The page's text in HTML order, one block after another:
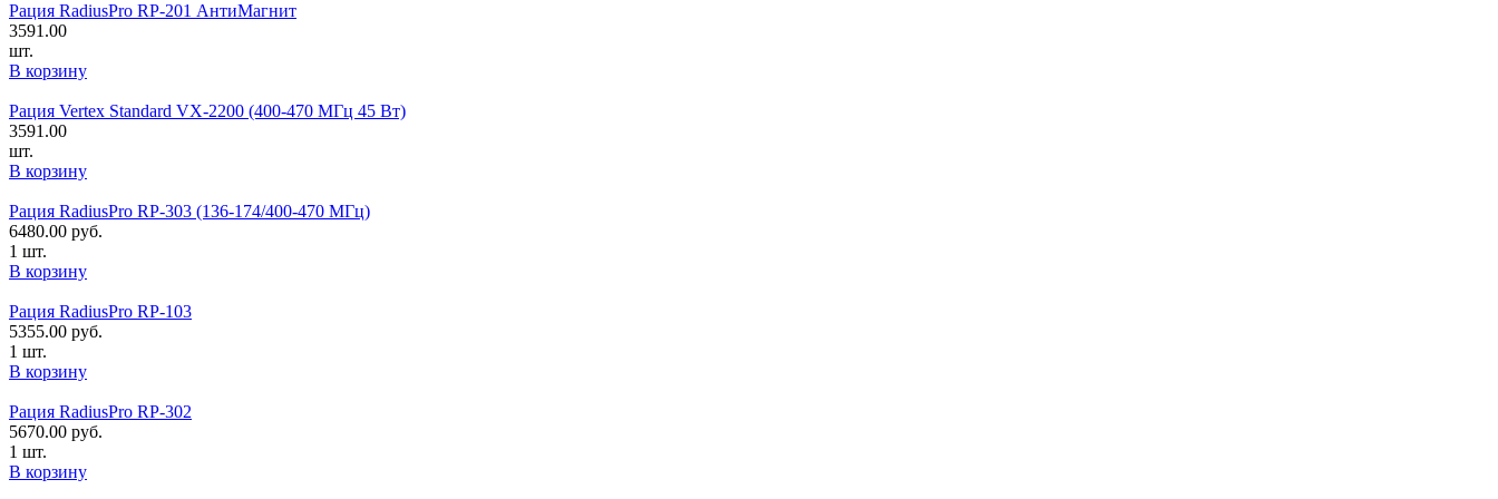
Рация RadiusPro RP-201 АнтиМагнит
3591.00
шт.
В корзину
Рация Vertex Standard VX-2200 (400-470 МГц 45 Вт)
3591.00
шт.
В корзину
Рация RadiusPro RP-303 (136-174/400-470 МГц)
6480.00 руб.
1 шт.
В корзину
Рация RadiusPro RP-103
5355.00 руб.
1 шт.
В корзину
Рация RadiusPro RP-302
5670.00 руб.
1 шт.
В корзину